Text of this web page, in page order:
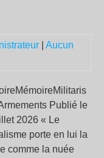
Aucun
Publié le
2026 « Le
porte en lui la
comme la nuée